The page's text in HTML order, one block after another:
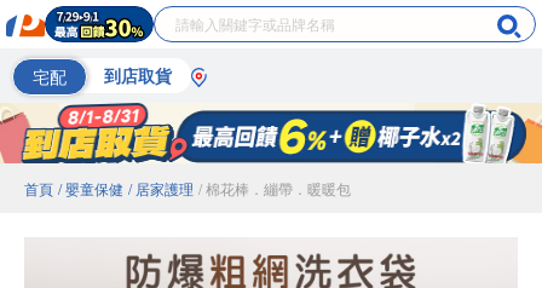
宅配 到店取貨
首頁 / 嬰童保健 / 居家護理 / 棉花棒．繃帶．暖暖包